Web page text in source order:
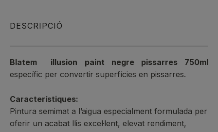
DESCRIPCIÓ
Blatem illusion paint negre pissarres 750ml
específic per convertir superfícies en pissarres.
Característiques:
Pintura semimat a l’aigua especialment formulada per
oferir un acabat llis excel·lent, elevat rendiment,